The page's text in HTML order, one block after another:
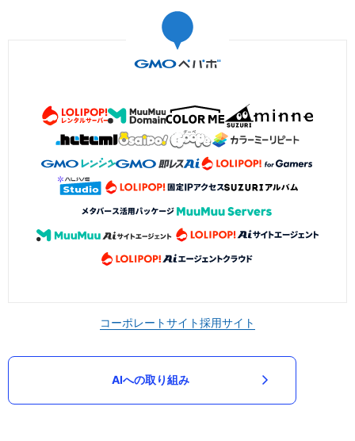
コーポレートサイト採用サイト
AIへの取り組み